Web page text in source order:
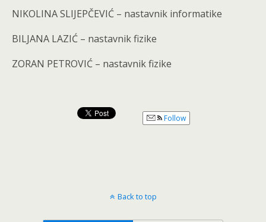
NIKOLINA SLIJEPČEVIĆ – nastavnik informatike
BILJANA LAZIĆ – nastavnik fizike
ZORAN PETROVIĆ – nastavnik fizike
Follow
Back to top